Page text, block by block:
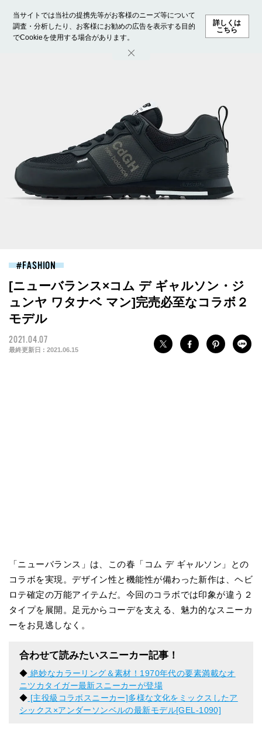
当サイトでは当社の提携先等がお客様のニーズ等について
調査・分析したり、お客様にお勧めの広告を表示する目的
でCookieを使用する場合があります。
詳しくは
こちら
ホーム モデル募集 ランキング ファッション ビューテ
FASHION
[ニューバランス×コム デ ギャルソン・ジ
ュンヤ ワタナベ マン]完売必至なコラボ２
モデル
2021.04.07
最終更新日 : 2021.06.15
「ニューバランス」は、この春「コム デ ギャルソン」との
コラボを実現。デザイン性と機能性が備わった新作は、ヘビ
ロテ確定の万能アイテムだ。今回のコラボでは印象が違う２
タイプを展開。足元からコーデを支える、魅力的なスニーカ
ーをお見逃しなく。
合わせて読みたいスニーカー記事！
◆ 絶妙なカラーリング＆素材！1970年代の要素満載なオ
ニツカタイガー最新スニーカーが登場
◆ [主役級コラボスニーカー]多様な文化をミックスしたア
シックス×アンダーソンベルの最新モデル[GEL-1090]